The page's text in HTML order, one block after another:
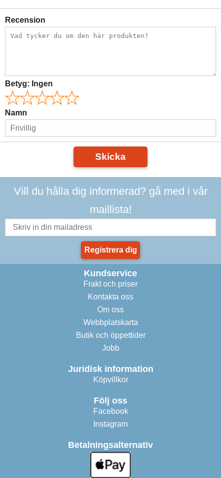
Recension
Betyg: Ingen
Namn
Skicka
Vill du hålla dig informerad? gå med i vår
maillista!
Registrera dig
Kundservice
Frakt och priser
Kontakta oss
Om oss
Webbplatskarta
Butik och öppettider
Jobb
Juridisk information
Köpvillkor
Följ oss
Facebook
Instagram
Betalningsalternativ